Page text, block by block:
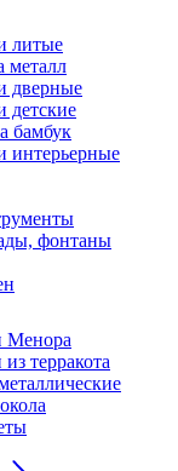
литые
металл
дверные
детские
бамбук
интерьерные
фонтаны
Менора
терракота